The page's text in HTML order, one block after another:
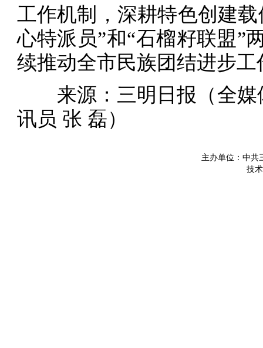
工作机制，深耕特色创建
心特派员”和“石榴籽联盟”
续推动全市民族团结进步
来源：三明日报（全媒
讯员 张 磊）
主办单位：中
技